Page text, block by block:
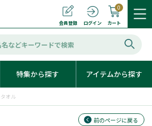
会員登録 ログイン カート
0
特集から探す アイテムから探す
タオル
前のページに戻る